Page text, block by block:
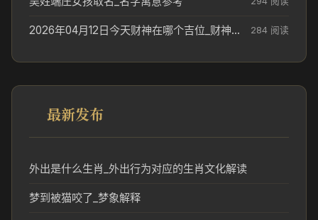
2026年04月12日今天财神在哪个吉位_财神方位参考 284 阅读
最新发布
外出是什么生肖_外出行为对应的生肖文化解读
梦到被猫咬了_梦象解释